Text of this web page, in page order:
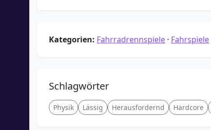
Kategorien: Fahrradrennspiele · Fahrspiele
Schlagwörter
Physik Lässig Herausfordernd Hardcore